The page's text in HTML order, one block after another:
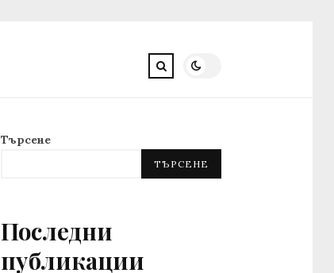
Търсене
ТЪРСЕНЕ
Последни
публикации